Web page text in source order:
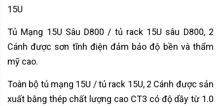
15U
Tủ Mạng 15U Sâu D800 / tủ rack 15U sâu D800, 2
Cánh được sơn tĩnh điện đảm bảo độ bền và thẩm
mỹ cao.
Toàn bộ tủ mạng 15U / tủ rack 15U, 2 Cánh được sản
xuất bằng thép chất lượng cao CT3 có độ dầy từ 1.0